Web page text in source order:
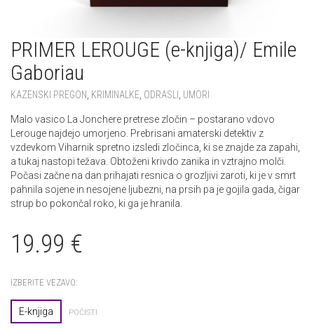
PRIMER LEROUGE (e-knjiga)/ Emile
Gaboriau
KAZENSKI PREGON KRIMINALKE ODRASLI UMORI
Malo vasico La Jonchere pretrese zločin – postarano vdovo
Lerouge najdejo umorjeno. Prebrisani amaterski detektiv z
vzdevkom Viharnik spretno izsledi zločinca, ki se znajde za zapahi,
a tukaj nastopi težava. Obtoženi krivdo zanika in vztrajno molči.
Počasi začne na dan prihajati resnica o grozljivi zaroti, ki je v smrt
pahnila sojene in nesojene ljubezni, na prsih pa je gojila gada, čigar
strup bo pokončal roko, ki ga je hranila.
19.99 €
IZBERITE VEZAVO:
E-knjiga POČISTI